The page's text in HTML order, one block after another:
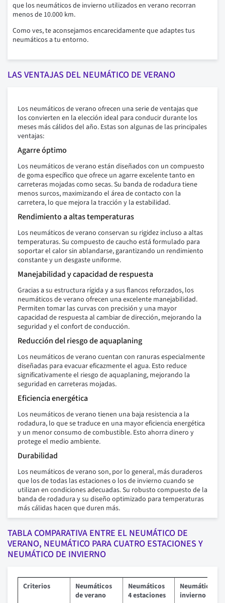
que los neumáticos de invierno utilizados en verano recorran
menos de 10.000 km.
Como ves, te aconsejamos encarecidamente que adaptes tus
neumáticos a tu entorno.
LAS VENTAJAS DEL NEUMÁTICO DE VERANO
Los neumáticos de verano ofrecen una serie de ventajas que
los convierten en la elección ideal para conducir durante los
meses más cálidos del año. Estas son algunas de las principales
ventajas:
Agarre óptimo
Los neumáticos de verano están diseñados con un compuesto
de goma específico que ofrece un agarre excelente tanto en
carreteras mojadas como secas. Su banda de rodadura tiene
menos surcos, maximizando el área de contacto con la
carretera, lo que mejora la tracción y la estabilidad.
Rendimiento a altas temperaturas
Los neumáticos de verano conservan su rigidez incluso a altas
temperaturas. Su compuesto de caucho está formulado para
soportar el calor sin ablandarse, garantizando un rendimiento
constante y un desgaste uniforme.
Manejabilidad y capacidad de respuesta
Gracias a su estructura rígida y a sus flancos reforzados, los
neumáticos de verano ofrecen una excelente manejabilidad.
Permiten tomar las curvas con precisión y una mayor
capacidad de respuesta al cambiar de dirección, mejorando la
seguridad y el confort de conducción.
Reducción del riesgo de aquaplaning
Los neumáticos de verano cuentan con ranuras especialmente
diseñadas para evacuar eficazmente el agua. Esto reduce
significativamente el riesgo de aquaplaning, mejorando la
seguridad en carreteras mojadas.
Eficiencia energética
Los neumáticos de verano tienen una baja resistencia a la
rodadura, lo que se traduce en una mayor eficiencia energética
y un menor consumo de combustible. Esto ahorra dinero y
protege el medio ambiente.
Durabilidad
Los neumáticos de verano son, por lo general, más duraderos
que los de todas las estaciones o los de invierno cuando se
utilizan en condiciones adecuadas. Su robusto compuesto de la
banda de rodadura y su diseño optimizado para temperaturas
más cálidas hacen que duren más.
TABLA COMPARATIVA ENTRE EL NEUMÁTICO DE
VERANO, NEUMÁTICO PARA CUATRO ESTACIONES Y
NEUMÁTICO DE INVIERNO
Criterios
Neumáticos
de verano
Neumáticos
4 estaciones
Neumáticos de
invierno